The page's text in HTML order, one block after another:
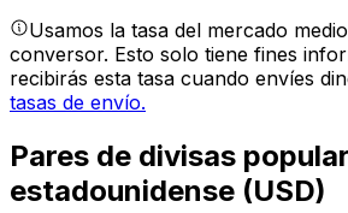
Usamos la tasa del mercado
conversor. Esto solo tiene fines
recibirás esta tasa cuando envíes
tasas de envío.
Pares de divisas
estadounidense (USD)